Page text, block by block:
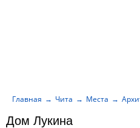
Дом Лукина
Главная Чита Места